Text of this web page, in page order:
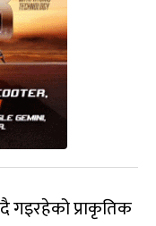
गइरहेको प्राकृतिक